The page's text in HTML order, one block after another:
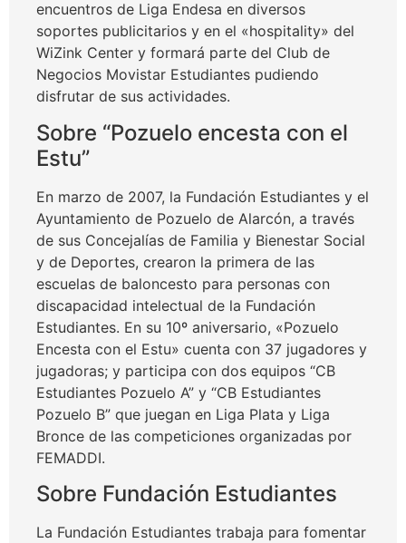
encuentros de Liga Endesa en diversos
soportes publicitarios y en el «hospitality» del
WiZink Center y formará parte del Club de
Negocios Movistar Estudiantes pudiendo
disfrutar de sus actividades.
Sobre “Pozuelo encesta con el
Estu”
En marzo de 2007, la Fundación Estudiantes y el
Ayuntamiento de Pozuelo de Alarcón, a través
de sus Concejalías de Familia y Bienestar Social
y de Deportes, crearon la primera de las
escuelas de baloncesto para personas con
discapacidad intelectual de la Fundación
Estudiantes. En su 10º aniversario, «Pozuelo
Encesta con el Estu» cuenta con 37 jugadores y
jugadoras; y participa con dos equipos “CB
Estudiantes Pozuelo A” y “CB Estudiantes
Pozuelo B” que juegan en Liga Plata y Liga
Bronce de las competiciones organizadas por
FEMADDI.
Sobre Fundación Estudiantes
La Fundación Estudiantes trabaja para fomentar